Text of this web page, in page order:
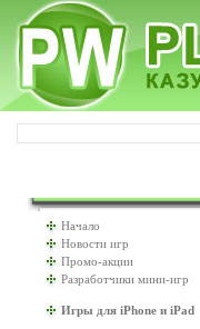
Начало
Новости игр
Промо-акции
Разработчики мини-игр
Игры для iPhone и iPad